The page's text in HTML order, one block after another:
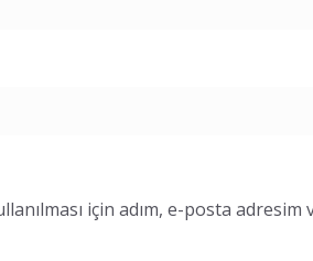
için adım, e-posta adresim